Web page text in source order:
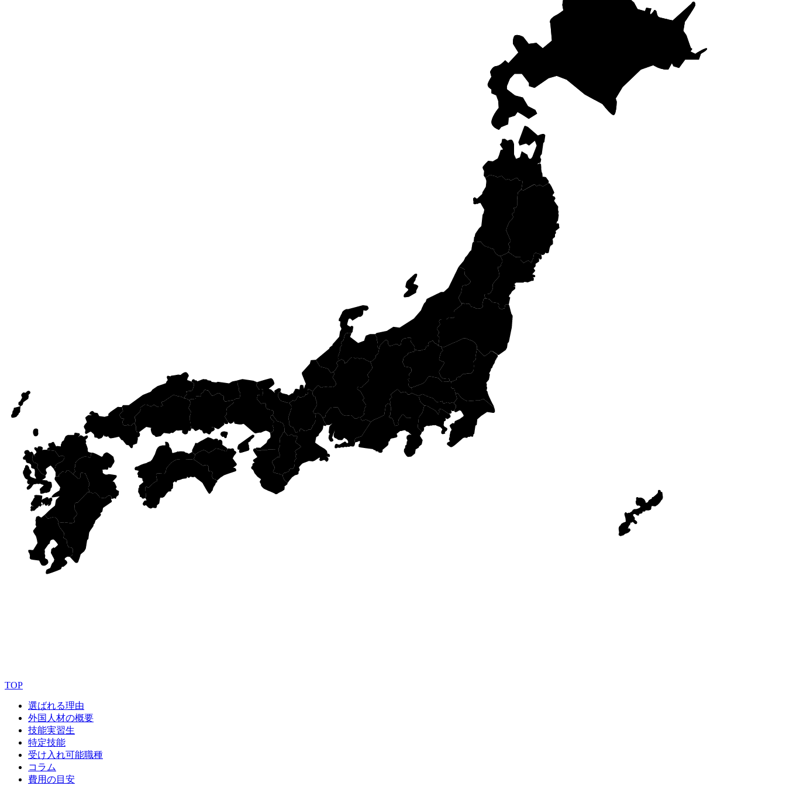
TOP
選ばれる理由
外国人材の概要
技能実習生
特定技能
受け入れ可能職種
コラム
費用の目安